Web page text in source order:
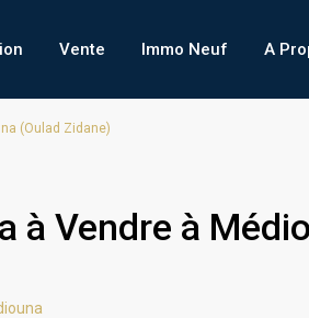
Vente Immo Neuf A
(Oulad Zidane)
à Vendre à